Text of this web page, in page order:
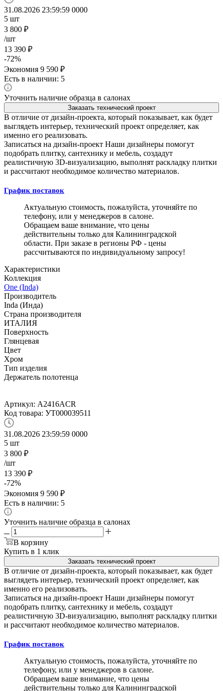
31.08.2026 23:59:59 0000
5 шт
3 800 ₽
/шт
13 390 ₽
-72%
Экономия 9 590 ₽
Есть в наличии: 5
Уточнить наличие образца в салонах
Заказать технический проект
В отличие от дизайн-проекта, который показывает, как будет
выглядеть интерьер, технический проект определяет, как
именно его реализовать.
Записаться на дизайн-проект Наши дизайнеры помогут
подобрать плитку, сантехнику и мебель, создадут
реалистичную 3D-визуализацию, выполнят раскладку плитки
и рассчитают необходимое количество материалов.
График поставок
Актуальную стоимость, пожалуйста, уточняйте по
телефону, или у менеджеров в салоне.
Обращаем ваше внимание, что цены
действительны только для Калининградской
области. При заказе в регионы РФ - цены
рассчитываются по индивидуальному запросу!
Характеристики
Коллекция
One (Inda)
Производитель
Inda (Инда)
Страна производителя
ИТАЛИЯ
Поверхность
Глянцевая
Цвет
Хром
Тип изделия
Держатель полотенца
Артикул: A2416ACR
Код товара: УТ000039511
31.08.2026 23:59:59 0000
5 шт
3 800 ₽
/шт
13 390 ₽
-72%
Экономия 9 590 ₽
Есть в наличии: 5
Уточнить наличие образца в салонах
В корзину
Купить в 1 клик
Заказать технический проект
В отличие от дизайн-проекта, который показывает, как будет
выглядеть интерьер, технический проект определяет, как
именно его реализовать.
Записаться на дизайн-проект Наши дизайнеры помогут
подобрать плитку, сантехнику и мебель, создадут
реалистичную 3D-визуализацию, выполнят раскладку плитки
и рассчитают необходимое количество материалов.
График поставок
Актуальную стоимость, пожалуйста, уточняйте по
телефону, или у менеджеров в салоне.
Обращаем ваше внимание, что цены
действительны только для Калининградской